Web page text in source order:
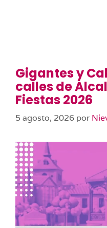
Gigantes y
calles de
Fiestas 2026
5 agosto, 2026 por